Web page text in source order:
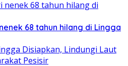
68 tahun hilang di Lingga